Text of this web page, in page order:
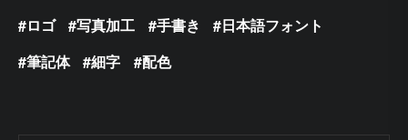
ロゴ
写真加工 手書き
日本語フォント
筆記体
細字 配色